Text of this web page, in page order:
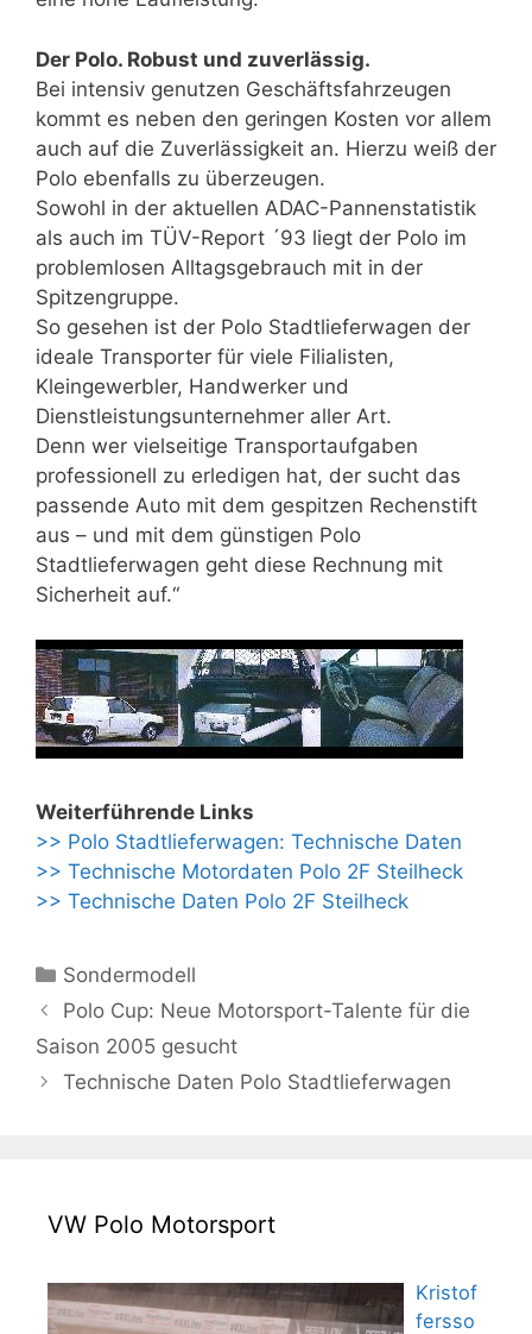
Der Polo. Robust und zuverlässig.
Bei intensiv genutzen Geschäftsfahrzeugen
kommt es neben den geringen Kosten vor allem
auch auf die Zuverlässigkeit an. Hierzu weiß der
Polo ebenfalls zu überzeugen.
Sowohl in der aktuellen ADAC-Pannenstatistik
als auch im TÜV-Report ´93 liegt der Polo im
problemlosen Alltagsgebrauch mit in der
Spitzengruppe.
So gesehen ist der Polo Stadtlieferwagen der
ideale Transporter für viele Filialisten,
Kleingewerbler, Handwerker und
Dienstleistungsunternehmer aller Art.
Denn wer vielseitige Transportaufgaben
professionell zu erledigen hat, der sucht das
passende Auto mit dem gespitzen Rechenstift
aus – und mit dem günstigen Polo
Stadtlieferwagen geht diese Rechnung mit
Sicherheit auf.“
Weiterführende Links
>> Polo Stadtlieferwagen: Technische Daten
>> Technische Motordaten Polo 2F Steilheck
>> Technische Daten Polo 2F Steilheck
Kategorien
Sondermodell
Polo Cup: Neue Motorsport-Talente für die
Saison 2005 gesucht
Technische Daten Polo Stadtlieferwagen
VW Polo Motorsport
Kristof
fersso